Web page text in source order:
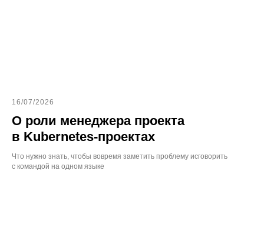
16/07/2026
О роли менеджера проекта
в Kubernetes-проектах
Что нужно знать, чтобы вовремя заметить проблему исговорить
с командой на одном языке